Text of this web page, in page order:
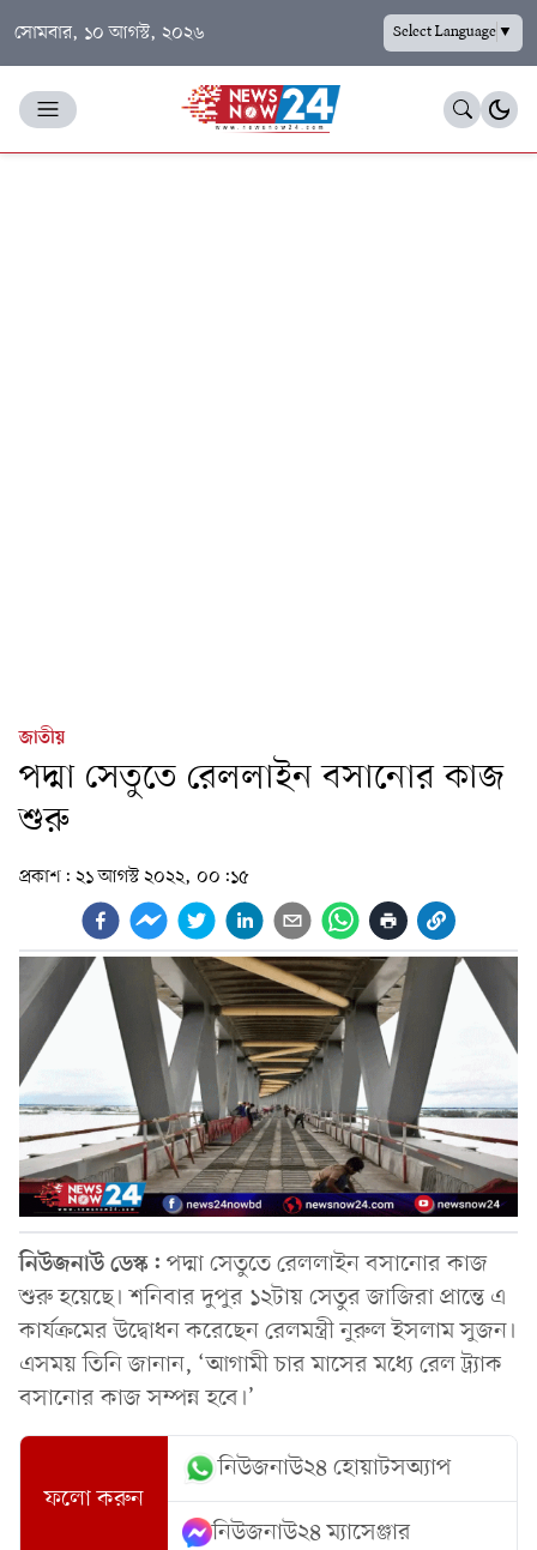
সোমবার, ১০ আগস্ট, ২০২৬ Select Language▼
জাতীয়
পদ্মা সেতুতে রেললাইন বসানোর কাজ
শুরু
প্রকাশ: ২১ আগস্ট ২০২২, ০০:১৫
নিউজনাউ ডেস্ক: পদ্মা সেতুতে রেললাইন বসানোর কাজ
শুরু হয়েছে। শনিবার দুপুর ১২টায় সেতুর জাজিরা প্রান্তে এ
কার্যক্রমের উদ্বোধন করেছেন রেলমন্ত্রী নুরুল ইসলাম সুজন।
এসময় তিনি জানান, ‘আগামী চার মাসের মধ্যে রেল ট্র্যাক
বসানোর কাজ সম্পন্ন হবে।’
ফলো করুন
নিউজনাউ২৪ হোয়াটসঅ্যাপ
নিউজনাউ২৪ ম্যাসেঞ্জার